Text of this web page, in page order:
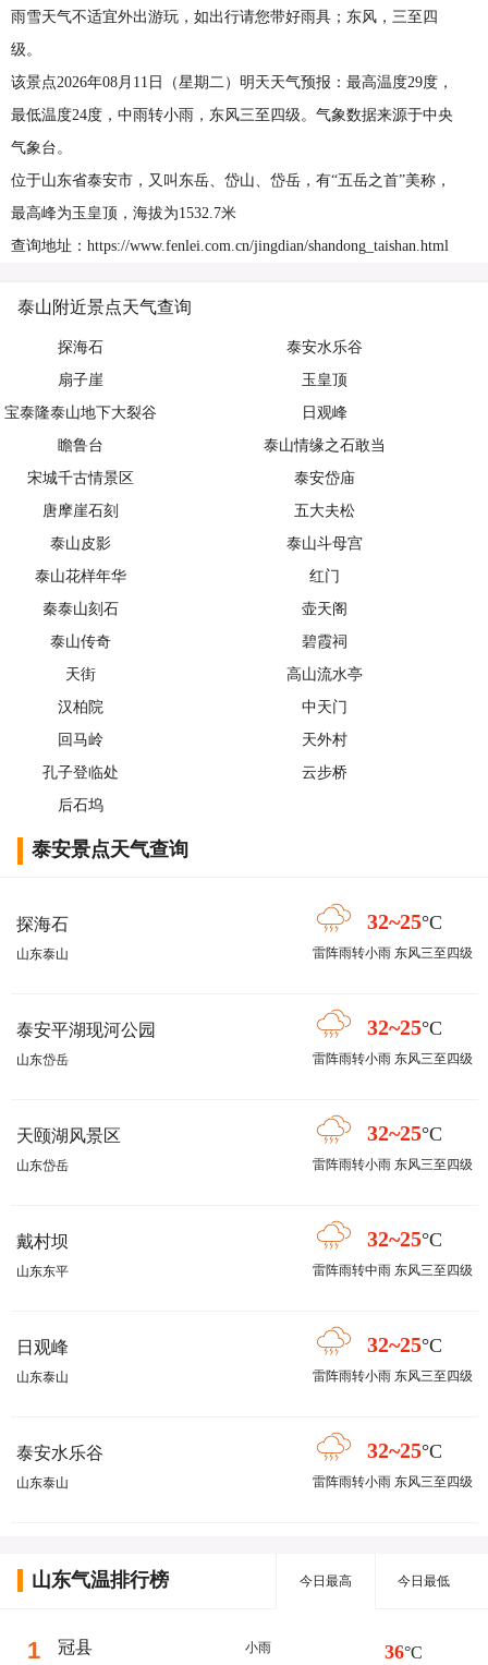
雨雪天气不适宜外出游玩，如出行请您带好雨具；东风，三至四
级。
该景点2026年08月11日（星期二）明天天气预报：最高温度29度，
最低温度24度，中雨转小雨，东风三至四级。气象数据来源于中央
气象台。
位于山东省泰安市，又叫东岳、岱山、岱岳，有“五岳之首”美称，
最高峰为玉皇顶，海拔为1532.7米
查询地址：https://www.fenlei.com.cn/jingdian/shandong_taishan.html
泰山附近景点天气查询
探海石
泰安水乐谷
扇子崖
玉皇顶
宝泰隆泰山地下大裂谷
日观峰
瞻鲁台
泰山情缘之石敢当
宋城千古情景区
泰安岱庙
唐摩崖石刻
五大夫松
泰山皮影
泰山斗母宫
泰山花样年华
红门
秦泰山刻石
壶天阁
泰山传奇
碧霞祠
天街
高山流水亭
汉柏院
中天门
回马岭
天外村
孔子登临处
云步桥
后石坞
泰安景点天气查询
探海石
山东泰山
32~25°C
雷阵雨转小雨 东风三至四级
泰安平湖现河公园
山东岱岳
32~25°C
雷阵雨转小雨 东风三至四级
天颐湖风景区
山东岱岳
32~25°C
雷阵雨转小雨 东风三至四级
戴村坝
山东东平
32~25°C
雷阵雨转中雨 东风三至四级
日观峰
山东泰山
32~25°C
雷阵雨转小雨 东风三至四级
泰安水乐谷
山东泰山
32~25°C
雷阵雨转小雨 东风三至四级
山东气温排行榜 今日最高 今日最低
1 冠县 小雨 36°C